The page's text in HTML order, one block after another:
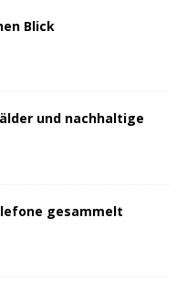
Blick
und nachhaltige
gesammelt